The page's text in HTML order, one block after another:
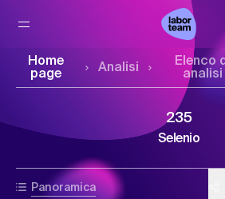
Home
page
Analisi
Elenco
analisi
Panoramica
235
Selenio